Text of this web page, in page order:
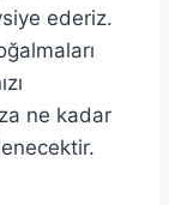
ederiz.
ne kadar